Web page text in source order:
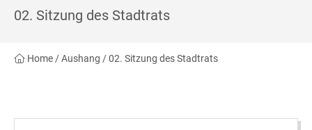
02. Sitzung des Stadtrats
Home /Aushang /02. Sitzung des Stadtrats